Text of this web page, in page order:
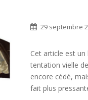
29 septembre
Cet article est
tentation vielle
encore cédé,
fait plus